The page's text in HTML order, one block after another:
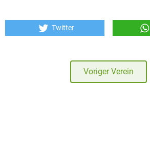
Twitter
Voriger Verein